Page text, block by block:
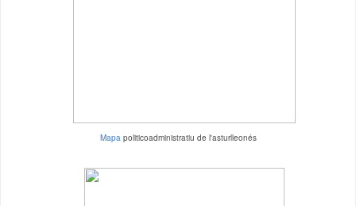
Mapapoliticoadministratiu de l'asturlleonés